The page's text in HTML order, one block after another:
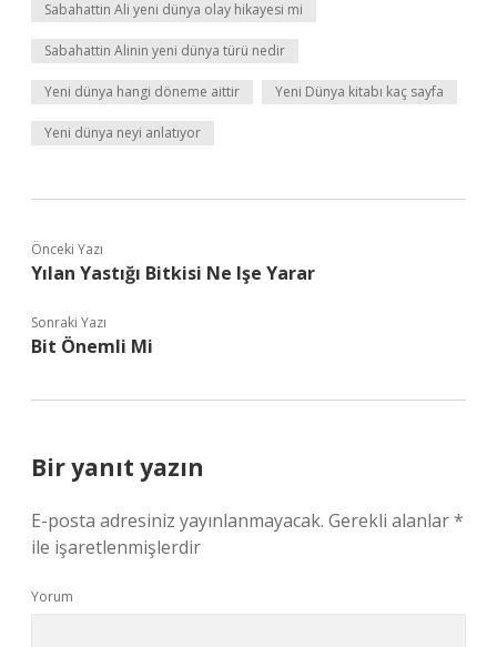
Sabahattin Ali yeni dünya olay hikayesi mi
Sabahattin Alinin yeni dünya türü nedir
Yeni dünya hangi döneme aittir Yeni Dünya kitabı kaç sayfa
Yeni dünya neyi anlatıyor
Önceki Yazı
Yılan Yastığı Bitkisi Ne Işe Yarar
Sonraki Yazı
Bit Önemli Mi
Bir yanıt yazın
E-posta adresiniz yayınlanmayacak. Gerekli alanlar*
ile işaretlenmişlerdir
Yorum